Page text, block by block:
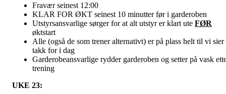
Fravær seinest 12:00
KLAR FOR ØKT seinest 10 minutter før i garderoben
Utstyrsansvarlige sørger for at alt utstyr er klart ute FØR
øktstart
Alle (også de som trener alternativt) er på plass helt til vi sier
takk for i dag
Garderobeansvarlige rydder garderoben og setter på vask
trening
UKE 23: